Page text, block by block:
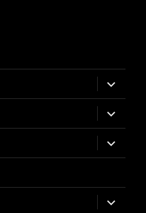
öffnen
öffnen
öffnen
öffnen